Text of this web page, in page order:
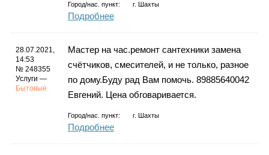
Фотогалерея
Город/нас. пункт: г. Шахты
Подробнее
28.07.2021,
14:53
№ 248355
Услуги —
Бытовые
Мастер на час.ремонт сантехники замена
счётчиков, смесителей, и не только, разное
по дому.Буду рад Вам помочь. 89885640042
Евгений. Цена обговаривается.
Город/нас. пункт: г. Шахты
Подробнее